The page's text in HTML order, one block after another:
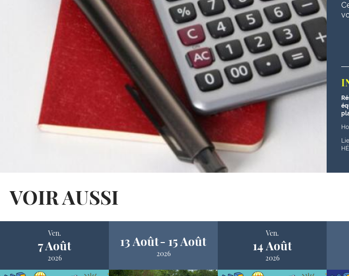
VOIR AUSSI
Ven.
7 Août
2026
13 Août 15 Août
2026
Ven.
14 Août
2026